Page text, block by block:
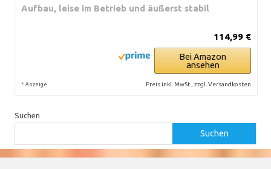
Aufbau, leise im Betrieb und äußerst stabil
114,99 €
Bei Amazon
ansehen
* Anzeige Preis inkl. MwSt., zzgl. Versandkosten
Suchen
Suchen